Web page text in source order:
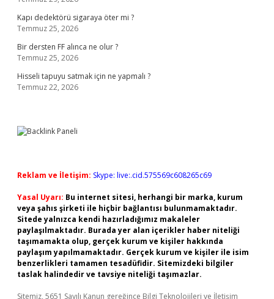
Kapı dedektörü sigaraya öter mi ?
Temmuz 25, 2026
Bir dersten FF alınca ne olur ?
Temmuz 25, 2026
Hisseli tapuyu satmak için ne yapmalı ?
Temmuz 22, 2026
Reklam ve İletişim: Skype: live:.cid.575569c608265c69
Yasal Uyarı: Bu internet sitesi, herhangi bir marka, kurum
veya şahıs şirketi ile hiçbir bağlantısı bulunmamaktadır.
Sitede yalnızca kendi hazırladığımız makaleler
paylaşılmaktadır. Burada yer alan içerikler haber niteliği
taşımamakta olup, gerçek kurum ve kişiler hakkında
paylaşım yapılmamaktadır. Gerçek kurum ve kişiler ile isim
benzerlikleri tamamen tesadüfidir. Sitemizdeki bilgiler
taslak halindedir ve tavsiye niteliği taşımazlar.
Sitemiz, 5651 Sayılı Kanun gereğince Bilgi Teknolojileri ve İletişim